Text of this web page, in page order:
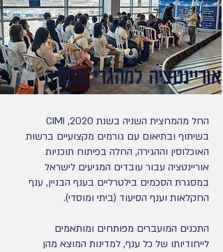
אוריינטציה למהגרי עבודה
החל מהמחצית השניה בשנת 2020, CIMI
בשיתוף ובתיאום עם גורמים מקצועיים ברשות
האוכלוסין וההגירה, החלה בפיתוח תוכניות
אוריינטציה עבור עובדים המגיעים לישראל
במסגרת הסכמים בילטרליים בענף הבניין, ענף
החקלאות וענף הסיעוד (ביתי ומוסדי).
התכנים המועברים מפותחים ומותאמים
לייחודיותו של כל ענף, למדינות המוצא מהן